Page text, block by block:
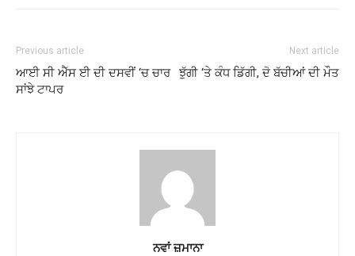
Previous article
ਆਈ ਸੀ ਐੱਸ ਈ ਦੀ ਦਸਵੀਂ ‘ਚ ਚਾਰ
ਸਾਂਝੇ ਟਾਪਰ
Next article
ਝੁੱਗੀ ‘ਤੇ ਕੰਧ ਡਿੱਗੀ, ਦੋ ਬੱਚੀਆਂ ਦੀ ਮੌਤ
ਨਵਾਂ ਜ਼ਮਾਨਾ